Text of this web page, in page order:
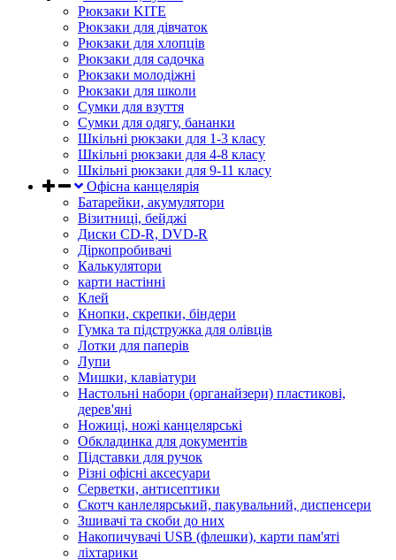
Рюкзаки KITE
Рюкзаки для дівчаток
Рюкзаки для хлопців
Рюкзаки для садочка
Рюкзаки молодіжні
Рюкзаки для школи
Сумки для взуття
Сумки для одягу, бананки
Шкільні рюкзаки для 1-3 класу
Шкільні рюкзаки для 4-8 класу
Шкільні рюкзаки для 9-11 класу
Офісна канцелярія
Батарейки, акумулятори
Візитниці, бейджі
Диски CD-R, DVD-R
Діркопробивачі
Калькулятори
карти настінні
Клей
Кнопки, скрепки, біндери
Гумка та підстружка для олівців
Лотки для паперів
Лупи
Мишки, клавіатури
Настольні набори (органайзери) пластикові,
дерев'яні
Ножиці, ножі канцелярські
Обкладинка для документів
Підставки для ручок
Різні офісні аксесуари
Серветки, антисептики
Скотч канлелярський, пакувальний, диспенсери
Зшивачі та скоби до них
Накопичувачі USB (флешки), карти пам'яті
ліхтарики